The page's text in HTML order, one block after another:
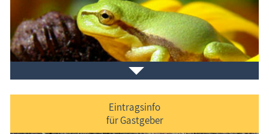
Veranstaltungenim Ferienort und in der Umgebung.
Eintragsinfo
für Gastgeber